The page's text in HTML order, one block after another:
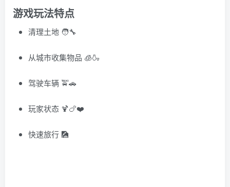
游戏玩法特点
清理土地 🧑‍🔧
从城市收集物品 🧊🍶
驾驶车辆 🚖🚗
玩家状态 🍹🍗❤️
快速旅行 🎑